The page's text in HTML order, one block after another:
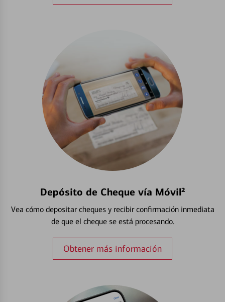
Depósito de Cheque vía Móvil²
Vea cómo depositar cheques y recibir confirmación inmediata
de que el cheque se está procesando.
Obtener más información